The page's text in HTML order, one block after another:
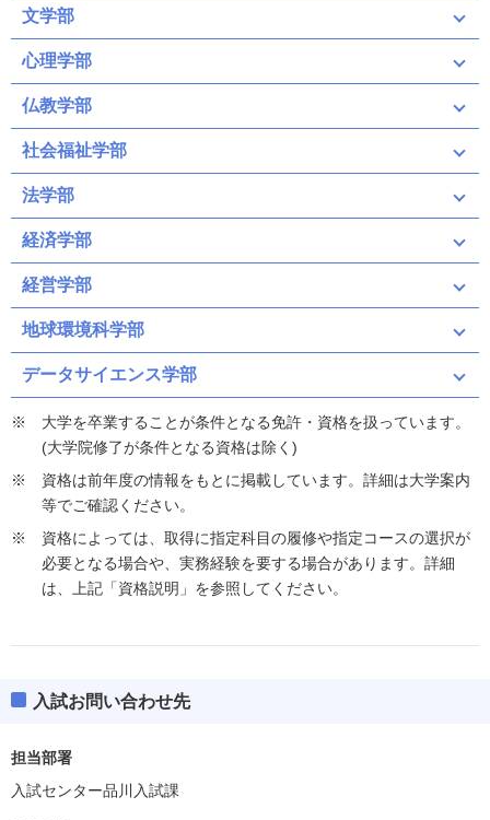
文学部
心理学部
仏教学部
社会福祉学部
法学部
経済学部
経営学部
地球環境科学部
データサイエンス学部
大学を卒業することが条件となる免許・資格を扱っています。
(大学院修了が条件となる資格は除く)
資格は前年度の情報をもとに掲載しています。詳細は大学案内
等でご確認ください。
資格によっては、取得に指定科目の履修や指定コースの選択が
必要となる場合や、実務経験を要する場合があります。詳細
は、上記「資格説明」を参照してください。
入試お問い合わせ先
担当部署
入試センター品川入試課